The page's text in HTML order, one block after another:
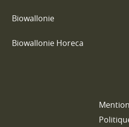
Biowallonie
Biowallonie Horeca